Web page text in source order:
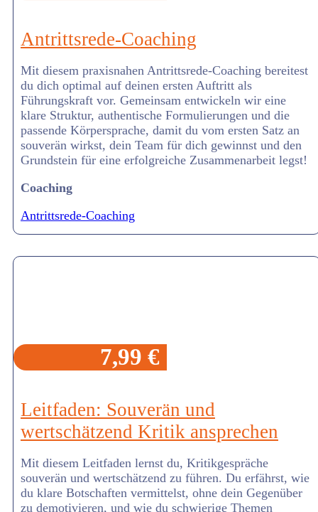
Antrittsrede-Coaching
Mit diesem praxisnahen Antrittsrede-Coaching bereitest
du dich optimal auf deinen ersten Auftritt als
Führungskraft vor. Gemeinsam entwickeln wir eine
klare Struktur, authentische Formulierungen und die
passende Körpersprache, damit du vom ersten Satz an
souverän wirkst, dein Team für dich gewinnst und den
Grundstein für eine erfolgreiche Zusammenarbeit legst!
Coaching
Antrittsrede-Coaching
7,99 €
Leitfaden: Souverän und
wertschätzend Kritik ansprechen
Mit diesem Leitfaden lernst du, Kritikgespräche
souverän und wertschätzend zu führen. Du erfährst, wie
du klare Botschaften vermittelst, ohne dein Gegenüber
zu demotivieren, und wie du schwierige Themen